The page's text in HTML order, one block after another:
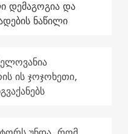
დემაგოგია და
ნაწილი
ის ჯოჯოხეთი,